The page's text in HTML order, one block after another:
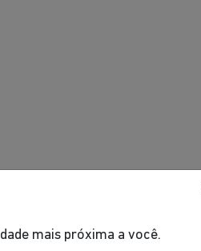
mais próxima a você.